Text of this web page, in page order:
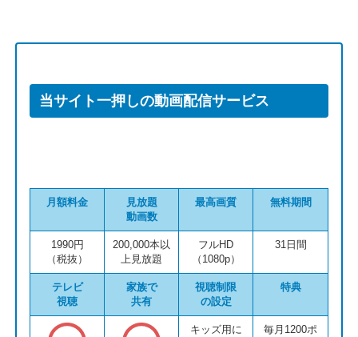
当サイト一押しの動画配信サービス
月額料金
見放題
動画数
最高画質 無料期間
1990円
（税抜）
200,000本以
上見放題
フルHD
（1080p）
31日間
テレビ
視聴
家族で
共有
視聴制限
の設定
特典
キッズ用に
毎月1200ポ